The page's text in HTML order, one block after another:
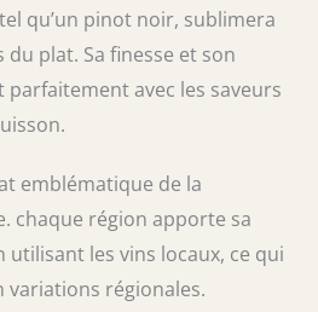
qu’un pinot noir, sublimera
plat. Sa finesse et son
parfaitement avec les saveurs
emblématique de la
chaque région apporte sa
les vins locaux, ce qui
variations régionales.